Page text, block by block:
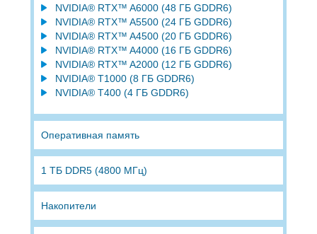
NVIDIA® RTX™ A6000 (48 ГБ GDDR6)
NVIDIA® RTX™ A5500 (24 ГБ GDDR6)
NVIDIA® RTX™ A4500 (20 ГБ GDDR6)
NVIDIA® RTX™ A4000 (16 ГБ GDDR6)
NVIDIA® RTX™ A2000 (12 ГБ GDDR6)
NVIDIA® T1000 (8 ГБ GDDR6)
NVIDIA® T400 (4 ГБ GDDR6)
Оперативная память
1 ТБ DDR5 (4800 МГц)
Накопители